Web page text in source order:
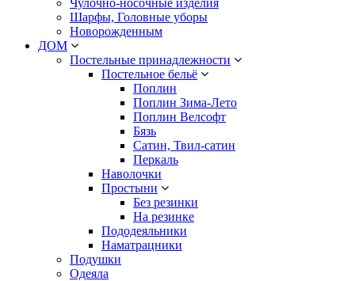
Чулочно-носочные изделия
Шарфы, Головные уборы
Новорожденным
ДОМ
Постельные принадлежности
Постельное бельё
Поплин
Поплин Зима-Лето
Поплин Велсофт
Бязь
Сатин, Твил-сатин
Перкаль
Наволочки
Простыни
Без резинки
На резинке
Пододеяльники
Наматрацники
Подушки
Одеяла